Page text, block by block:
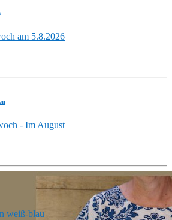
am 5.8.2026
- Im August
weiß-blau